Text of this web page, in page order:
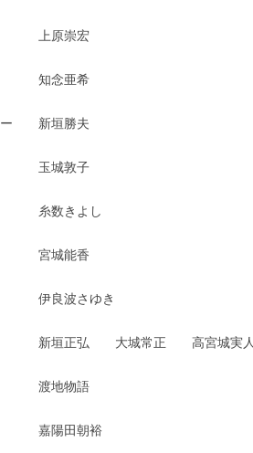
上原崇宏
知念亜希
ー 新垣勝夫
城敦子
数きよし
城能香
良波さゆき
正弘 大城常正 高宮城実人
渡地物語
田朝裕